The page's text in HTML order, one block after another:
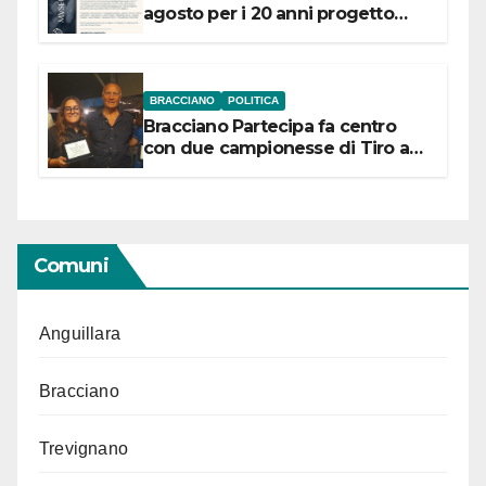
agosto per i 20 anni progetto
BRACCIANO POLITICA
Bracciano Partecipa fa centro
con due campionesse di Tiro a
Comuni
Anguillara
Bracciano
Trevignano